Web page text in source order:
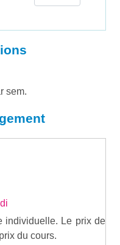
sem.
individuelle. Le prix de
du cours.